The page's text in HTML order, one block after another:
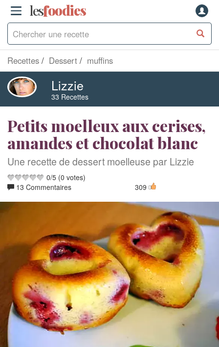
lesfoodies
Recettes Dessert muffins
Lizzie
33 Recettes
Petits moelleux aux cerises,
amandes et chocolat blanc
Une recette de dessert moelleuse par Lizzie
0/5 (0 votes)
13 Commentaires
309